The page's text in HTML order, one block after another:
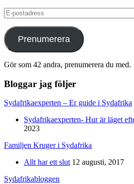
E-
postadress
Prenumerera
Gör som 42 andra, prenumerera du med.
Bloggar jag följer
Sydafrikaexperten – Er guide i Sydafrika
Sydafrikaexperten- Hur är läget
2023
Familjen Kruger i Sydafrika
Allt har ett slut 12 augusti, 2017
Sydafrikabloggen